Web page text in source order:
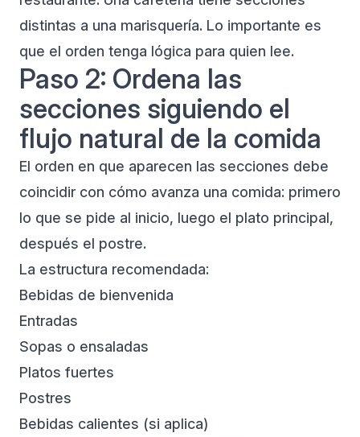
distintas a una marisquería. Lo importante es
que el orden tenga lógica para quien lee.
Paso 2: Ordena las
secciones siguiendo el
flujo natural de la comida
El orden en que aparecen las secciones debe
coincidir con cómo avanza una comida: primero
lo que se pide al inicio, luego el plato principal,
después el postre.
La estructura recomendada:
Bebidas de bienvenida
Entradas
Sopas o ensaladas
Platos fuertes
Postres
Bebidas calientes (si aplica)